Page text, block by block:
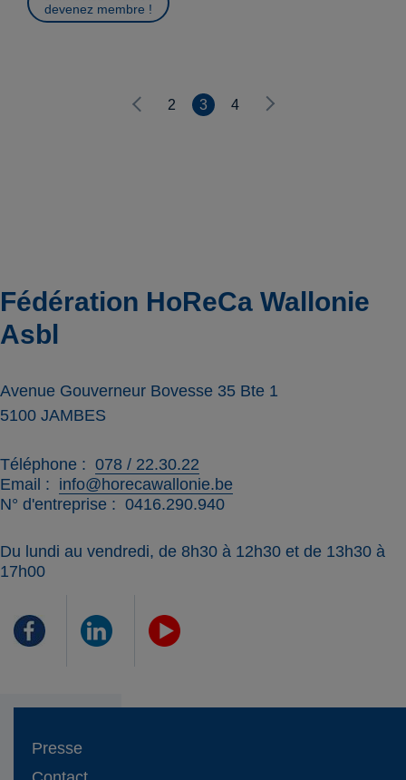
devenez membre !
2 3 4
Fédération HoReCa Wallonie
Asbl
Avenue Gouverneur Bovesse 35 Bte 1
5100 JAMBES
Téléphone
078 / 22.30.22
Email
info@horecawallonie.be
N° d'entreprise
0416.290.940
Du lundi au vendredi, de 8h30 à 12h30 et de 13h30 à
17h00
Presse